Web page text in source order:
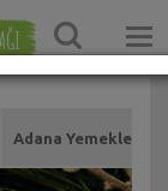
Adana Yemekleri